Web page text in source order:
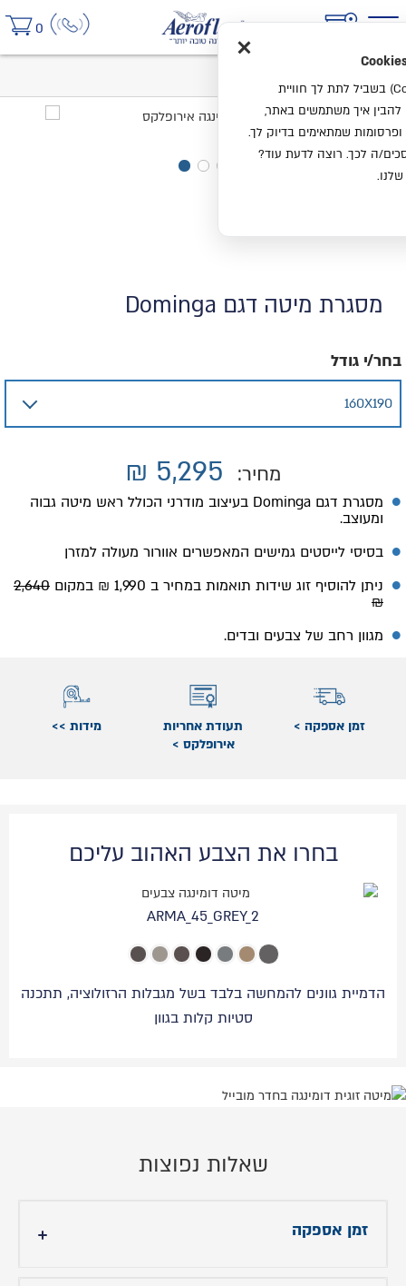
0
מסגרת מיטה דגם Dominga
מסגרת דגם Dominga בעיצוב מודרני הכולל ראש מיטה גבוה
ומעוצב.
בסיסי לייסטים גמישים המאפשרים אוורור מעולה למזרן
ניתן להוסיף זוג שידות תואמות במחיר ב 1,990 ₪ במקום
2,640
₪
מגוון רחב של צבעים ובדים.
בחר/י גודל
מחיר: 5,295
₪
זמן אספקה >
תעודת אחריות
אירופלקס >
מידות >>
בחרו את הצבע האהוב עליכם
ARMA_45_GREY_2
הדמיית גוונים להמחשה בלבד בשל מגבלות הרזולוציה, תתכנה
סטיות קלות בגוון
שאלות נפוצות
זמן אספקה
×
אנחנו משתמשים בעוגיות (Cookies) בשביל לתת לך חוויית
להבין איך משתמשים באתר,
שמתאימים בדיוק לך.
ה לכך. רוצה לדעת עוד?